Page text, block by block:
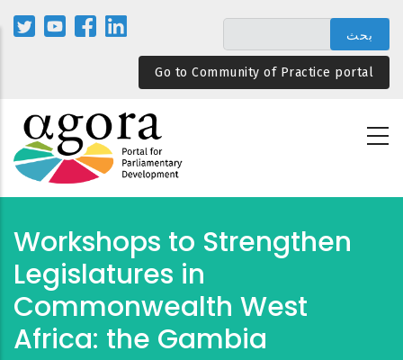
المحتوى
الرئيسيGo to Community of Practice portal
Workshops to Strengthen
Legislatures in
Commonwealth West
Africa: the Gambia